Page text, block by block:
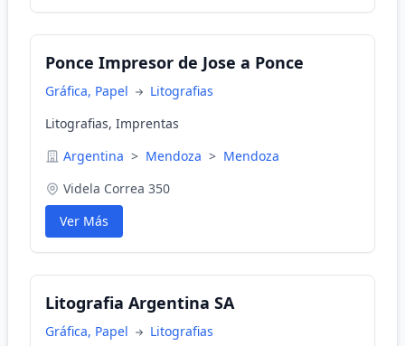
Ponce Impresor de Jose a Ponce
Gráfica, Papel
Litografias
Litografias, Imprentas
Argentina > Mendoza > Mendoza
Videla Correa 350
Ver Más
Litografia Argentina SA
Gráfica, Papel
Litografias